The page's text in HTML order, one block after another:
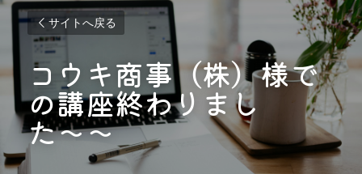
サイトへ戻る
コウキ商事（株）様で
の講座終わりまし
た〜〜